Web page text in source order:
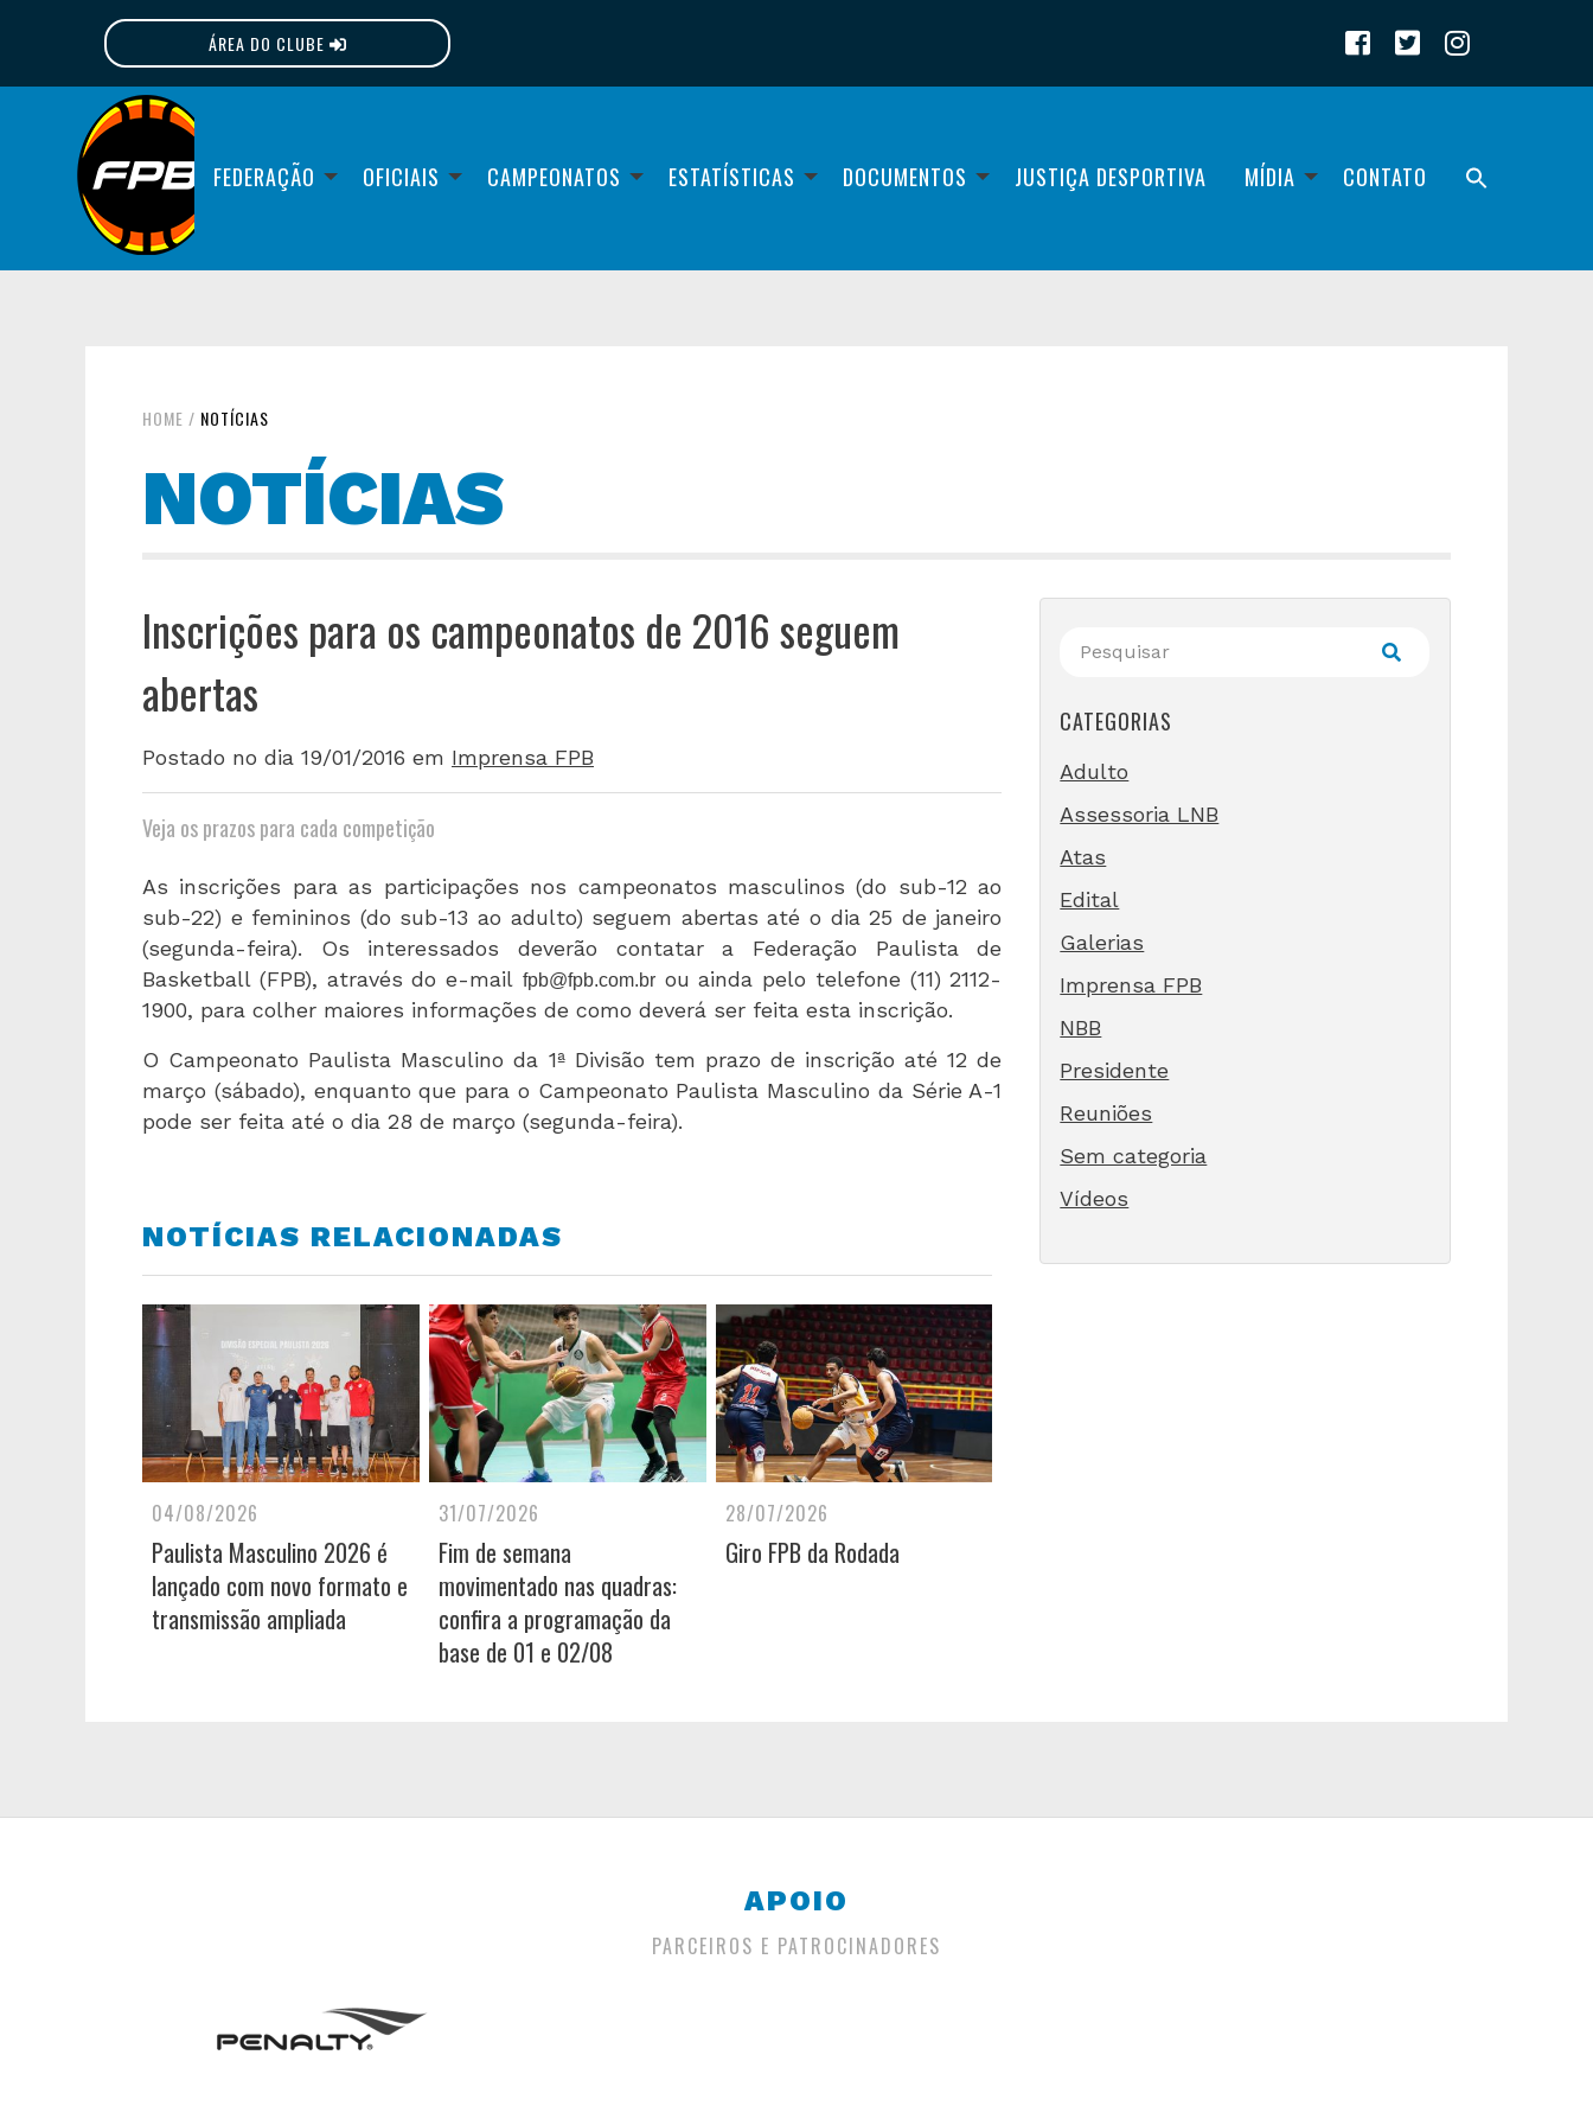
ÁREA DO CLUBE
FEDERAÇÃO OFICIAIS CAMPEONATOS ESTATÍSTICAS DOCUMENTOS JUSTIÇA DESPORTIVA MÍDIA CONTATO
HOME / NOTÍCIAS
NOTÍCIAS
Inscrições para os campeonatos de 2016 seguem
abertas
Postado no dia 19/01/2016 em Imprensa FPB
Veja os prazos para cada competição
As inscrições para as participações nos campeonatos masculinos (do sub-12 ao
sub-22) e femininos (do sub-13 ao adulto) seguem abertas até o dia 25 de janeiro
(segunda-feira). Os interessados deverão contatar a Federação Paulista de
Basketball (FPB), através do e-mail fpb@fpb.com.brou ainda pelo telefone (11) 2112-
1900, para colher maiores informações de como deverá ser feita esta inscrição.
O Campeonato Paulista Masculino da 1ª Divisão tem prazo de inscrição até 12 de
março (sábado), enquanto que para o Campeonato Paulista Masculino da Série A-1
pode ser feita até o dia 28 de março (segunda-feira).
NOTÍCIAS RELACIONADAS
04/08/2026
Paulista Masculino 2026 é
lançado com novo formato e
transmissão ampliada
31/07/2026
Fim de semana
movimentado nas quadras:
confira a programação da
base de 01 e 02/08
28/07/2026
Giro FPB da Rodada
CATEGORIAS
Adulto
Assessoria LNB
Atas
Edital
Galerias
Imprensa FPB
NBB
Presidente
Reuniões
Sem categoria
Vídeos
APOIO
PARCEIROS E PATROCINADORES